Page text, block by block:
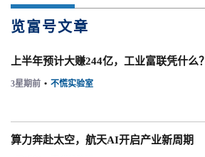
览富号文章
上半年预计大赚244亿，工业富联凭什么？
3星期前 • 不慌实验室
算力奔赴太空，航天AI开启产业新周期